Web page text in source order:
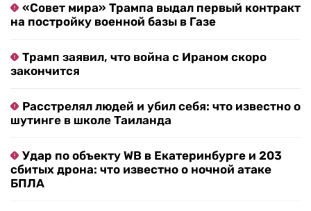
«Совет мира» Трампа выдал первый контракт
на постройку военной базы в Газе
Трамп заявил, что война с Ираном скоро
закончится
Расстрелял людей и убил себя: что известно о
шутинге в школе Таиланда
Удар по объекту WB в Екатеринбурге и 203
сбитых дрона: что известно о ночной атаке
БПЛА